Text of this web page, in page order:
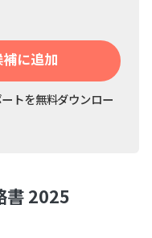
に追加
トを無料ダウンロー
書 2025